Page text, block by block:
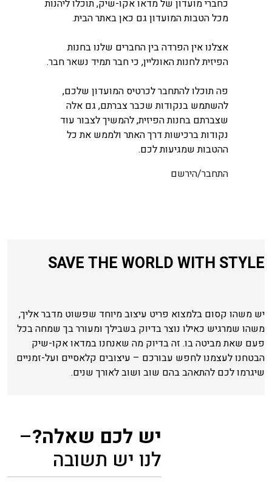
כחברי מועדון של מדאו אקו-שיק, תוכלו ליהנות
מכל הטבות המועדון גם כאן באתר הבית.
אצלנו אין הפרדה בין החברים שלנו בחנות
הפיזית לחנות האונליין, כי חבר תמיד נשאר חבר.
פה תוכלו להתחבר לכרטיס המועדון שלכם,
להשתמש בנקודות שכבר צברתם, גם אלה
שצברתם בחנות הפיזית, להמשיך לצבור עוד
נקודות ברכישות דרך האתר ולממש את כל
ההטבות שמגיעות לכם.
התחבר/הירשם
SAVE THE WORLD WITH STYLE
יש משהו קסום בלמצוא פריט עיצוב מיוחד שפשוט מדבר אליך,
משהו שמרגיש כאילו נוצר בדיוק בשבילך ומעורר בך שמחה בכל
פעם שאת מביטה בו. זה בדיוק מה שאנחנו במדאו אקו-שיק
הבטחנו לעצמנו לחפש עבורכם – עיצובים קלאסיים ועל-זמניים
שיגרמו לכם להתאהב בהם שוב ושוב לאורך שנים.
יש לכם שאלה?–
לנו יש תשובה